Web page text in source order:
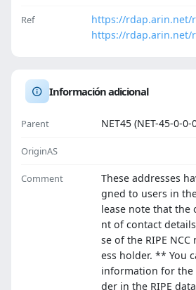
Ref
https://rdap.arin.net/
https://rdap.arin.net/
Información adicional
Parent NET45 (NET-45-0-0-
OriginAS
Comment
These addresses
gned to users in
lease note that the
nt of contact
se of the RIPE
ess holder. ** You
information for the
der in the RIPE